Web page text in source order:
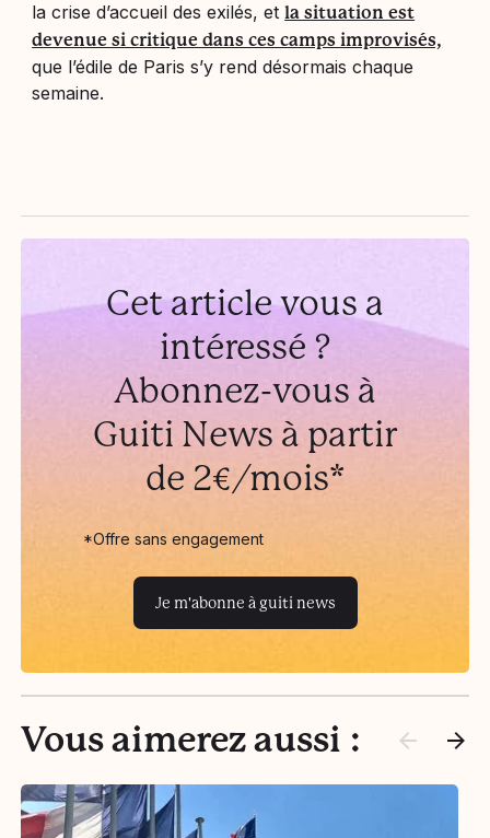
la crise d’accueil des exilés, etla situation est
devenue si critique dans ces camps improvisés,
que l’édile de Paris s’y rend désormais chaque
semaine.
Cet article vous a
intéressé ?
Abonnez-vous à
Guiti News à partir
de 2€/mois*
*Offre sans engagement
Je m'abonne à guiti news
Vous aimerez aussi :